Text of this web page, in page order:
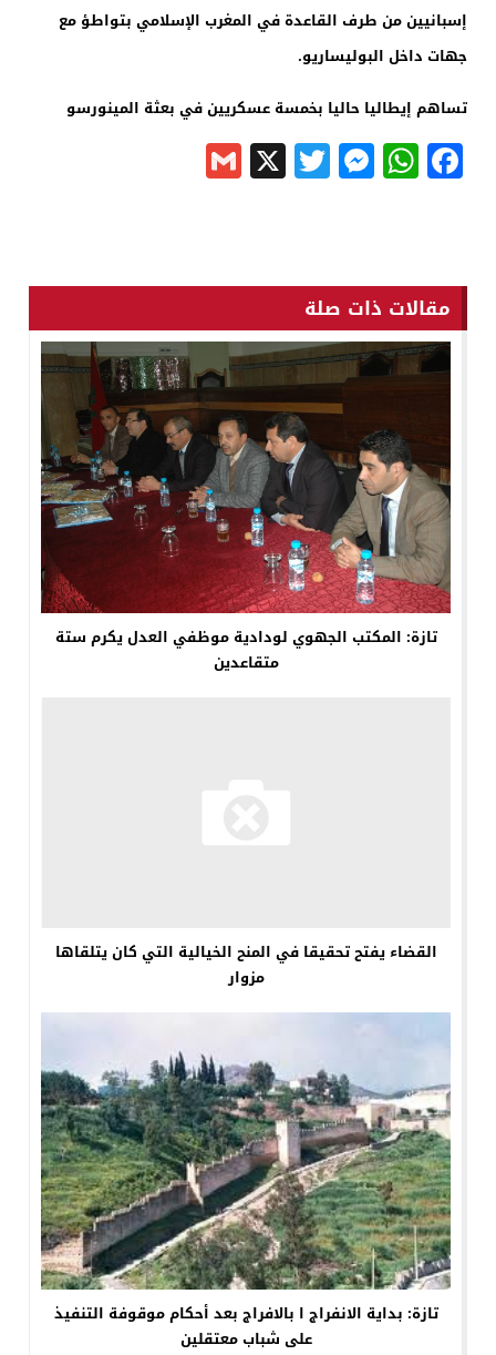
إسبانيين من طرف القاعدة في المغرب الإسلامي بتواطؤ مع
جهات داخل البوليساريو.
تساهم إيطاليا حاليا بخمسة عسكريين في بعثة المينورسو
Facebook
WhatsApp
Messenger
Twitter
X
مقالات ذات صلة
تازة: المكتب الجهوي لودادية موظفي العدل يكرم ستة
متقاعدين
القضاء يفتح تحقيقا في المنح الخيالية التي كان يتلقاها
مزوار
تازة: بداية الانفراج ا بالافراج بعد أحكام موقوفة التنفيذ
على شباب معتقلين